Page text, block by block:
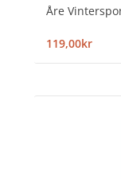
Åre
119,00kr